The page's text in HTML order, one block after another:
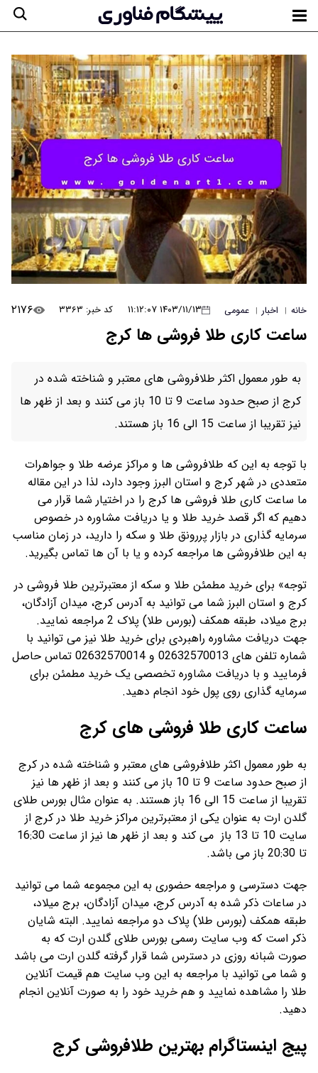
خانه | اخبار | عمومی ۱۴۰۳/۱۱/۱۳ ۱۱:۱۲:۰۷ کد خبر: ۳۳۶۳ ۲۱۷۶
ساعت کاری طلا فروشی ها کرج
به طور معمول اکثر طلافروشی های معتبر و شناخته شده در
کرج از صبح حدود ساعت 9 تا 10 باز می کنند و بعد از ظهر ها
نیز تقریبا از ساعت 15 الی 16 باز هستند.
با توجه به این که طلافروشی ها و مراکز عرضه طلا و جواهرات
متعددی در شهر کرج و استان البرز وجود دارد، لذا در این مقاله
ما ساعت کاری طلا فروشی ها کرج را در اختیار شما قرار می
دهیم که اگر قصد خرید طلا و یا دریافت مشاوره در خصوص
سرمایه گذاری در بازار پررونق طلا و سکه را دارید، در زمان مناسب
به این طلافروشی ها مراجعه کرده و یا با آن ها تماس بگیرید.
توجه» برای خرید مطمئن طلا و سکه از معتبرترین طلا فروشی در
کرج و استان البرز شما می توانید به آدرس کرج، میدان آزادگان،
برج میلاد، طبقه همکف (بورس طلا) پلاک 2 مراجعه نمایید.
جهت دریافت مشاوره راهبردی برای خرید طلا نیز می توانید با
شماره تلفن های 02632570013 و 02632570014 تماس حاصل
فرمایید و با دریافت مشاوره تخصصی یک خرید مطمئن برای
سرمایه گذاری روی پول خود انجام دهید.
ساعت کاری طلا فروشی های کرج
به طور معمول اکثر طلافروشی های معتبر و شناخته شده در کرج
از صبح حدود ساعت 9 تا 10 باز می کنند و بعد از ظهر ها نیز
تقریبا از ساعت 15 الی 16 باز هستند. به عنوان مثال بورس طلای
گلدن ارت به عنوان یکی از معتبرترین مراکز خرید طلا در کرج از
سایت 10 تا 13 باز می کند و بعد از ظهر ها نیز از ساعت 16:30
تا 20:30 باز می باشد.
جهت دسترسی و مراجعه حضوری به این مجموعه شما می توانید
در ساعات ذکر شده به آدرس کرج، میدان آزادگان، برج میلاد،
طبقه همکف (بورس طلا) پلاک دو مراجعه نمایید. البته شایان
ذکر است که وب سایت رسمی بورس طلای گلدن ارت که به
صورت شبانه روزی در دسترس شما قرار گرفته گلدن ارت می باشد
و شما می توانید با مراجعه به این وب سایت هم قیمت آنلاین
طلا را مشاهده نمایید و هم خرید خود را به صورت آنلاین انجام
دهید.
پیج اینستاگرام بهترین طلافروشی کرج